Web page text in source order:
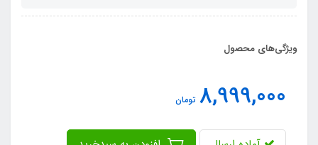
ویژگی‌های محصول
8,999,000 تومان